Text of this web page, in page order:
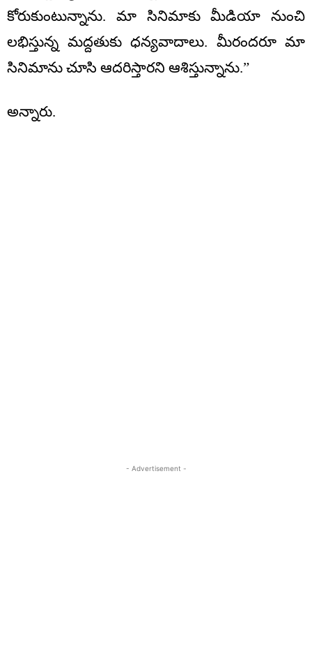
కోరుకుంటున్నాను. మా సినిమాకు మీడియా నుంచి
లభిస్తున్న మద్దతుకు ధన్యవాదాలు. మీరందరూ మా
సినిమాను చూసి ఆదరిస్తారని ఆశిస్తున్నాను.”
అన్నారు.
- Advertisement -